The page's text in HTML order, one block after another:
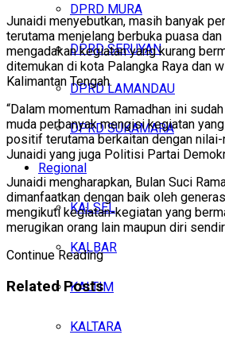
DPRD MURA
DPRD SERUYAN
DPRD LAMANDAU
DPRD SUKAMARA
Regional
KALSEL
KALBAR
KALTIM
KALTARA
Junaidi menyebutkan, masih banyak
terutama menjelang berbuka puasa
mengadakan kegiatan yang kurang
ditemukan di kota Palangka Raya dan
Kalimantan Tengah.
“Dalam momentum Ramadhan ini
muda perbanyak mengisi kegiatan
positif terutama berkaitan dengan nilai-
Junaidi yang juga Politisi Partai
Junaidi mengharapkan, Bulan Suci
dimanfaatkan dengan baik oleh
mengikuti kegiatan-kegiatan yang
merugikan orang lain maupun diri
Continue Reading
RelatedPosts